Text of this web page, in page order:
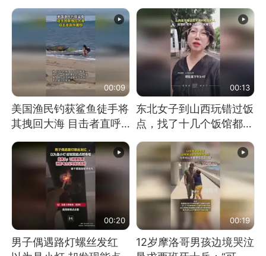
00:09
美国渔民钓获鲨鱼徒手将
其拽回大海 目击者直呼
消息）
00:13
东北女子到山西玩错过饭
点，找了十几个饭馆都没
00:20
男子偶遇路灯螺丝发红
00:19
12岁摩洛哥男孩边境哭泣